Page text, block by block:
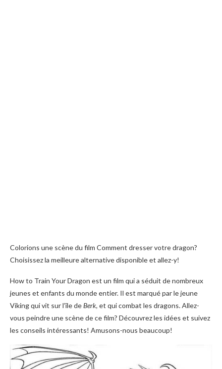
Colorions une scène du film Comment dresser votre dragon?
Choisissez la meilleure alternative disponible et allez-y!
How to Train Your Dragon est un film qui a séduit de nombreux
jeunes et enfants du monde entier. Il est marqué par le jeune
Viking qui vit sur l’île deBerk, et qui combat les dragons. Allez-
vous peindre une scène de ce film? Découvrez les idées et suivez
les conseils intéressants! Amusons-nous beaucoup!